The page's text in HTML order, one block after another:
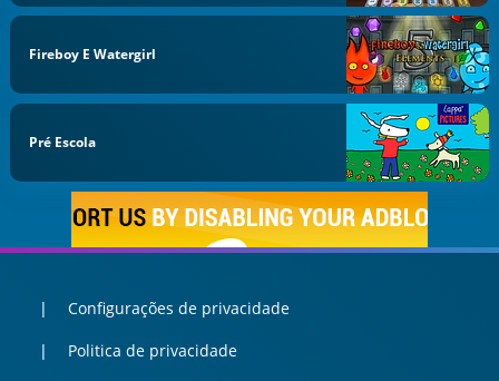
Fireboy E Watergirl
Pré Escola
Configurações de privacidade
Politica de privacidade